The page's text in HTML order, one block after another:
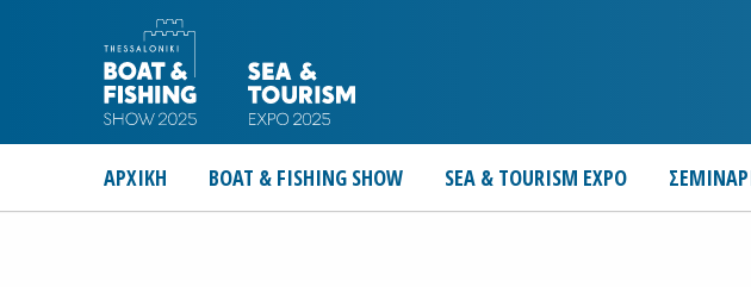
ΑΡΧΙΚΗ BOAT & FISHING SHOW SEA & TOURISM EXPO